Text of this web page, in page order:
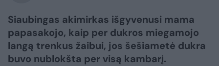
Siaubingas akimirkas išgyvenusi mama
papasakojo, kaip per dukros miegamojo
langą trenkus žaibui, jos šešiametė dukra
buvo nublokšta per visą kambarį.